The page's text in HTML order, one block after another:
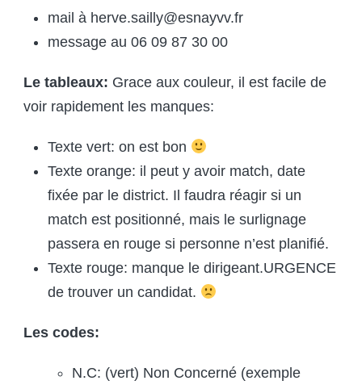
mail à herve.sailly@esnayvv.fr
message au 06 09 87 30 00
Le tableaux: Grace aux couleur, il est facile de
voir rapidement les manques:
Texte vert: on est bon
Texte orange: il peut y avoir match, date
fixée par le district. Il faudra réagir si un
match est positionné, mais le surlignage
passera en rouge si personne n’est planifié.
Texte rouge: manque le dirigeant.URGENCE
de trouver un candidat.
Les codes:
N.C: (vert) Non Concerné (exemple